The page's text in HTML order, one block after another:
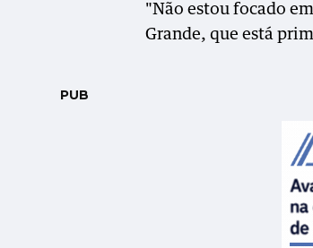
"Não estou focado
Grande, que está
PUB